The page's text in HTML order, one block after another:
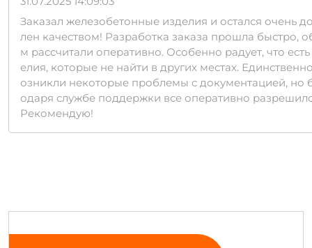
Заказал железобетонные изделия и остался очень
лен качеством! Разработка заказа прошла быстро,
м рассчитали оперативно. Особенно радует, что
елия, которые не найти в других местах.
озникли некоторые проблемы с документацией, но
одаря службе поддержки все оперативно
Рекомендую!